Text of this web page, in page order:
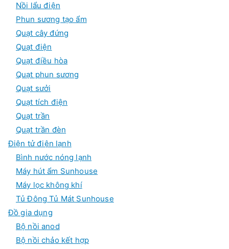
Nồi lẩu điện
Phun sương tạo ẩm
Quạt cây đứng
Quạt điện
Quạt điều hòa
Quạt phun sương
Quạt sưởi
Quạt tích điện
Quạt trần
Quạt trần đèn
Điện tử điện lạnh
Bình nước nóng lạnh
Máy hút ẩm Sunhouse
Máy lọc không khí
Tủ Đông Tủ Mát Sunhouse
Đồ gia dụng
Bộ nồi anod
Bộ nồi chảo kết hợp